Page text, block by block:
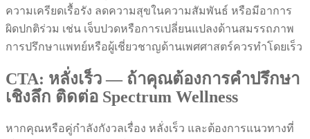
ความเครียดเรื้อรัง ลดความสุขในความสัมพันธ์ หรือมีอาการ
ผิดปกติร่วม เช่น เจ็บปวดหรือการเปลี่ยนแปลงด้านสมรรถภาพ
การปรึกษาแพทย์หรือผู้เชี่ยวชาญด้านเพศศาสตร์ควรทำโดยเร็ว
CTA: หลั่งเร็ว — ถ้าคุณต้องการคำปรึกษา
เชิงลึก ติดต่อ Spectrum Wellness
หากคุณหรือคู่กำลังกังวลเรื่อง หลั่งเร็ว และต้องการแนวทางที่